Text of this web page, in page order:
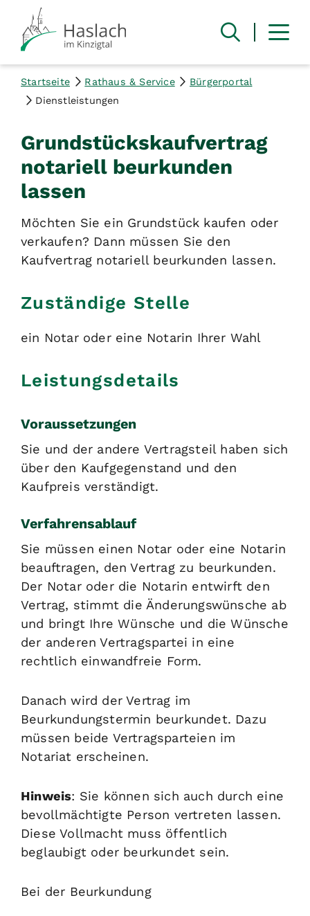
Startseite Rathaus & Service
Bürgerportal
Dienstleistungen
Grundstückskaufvertrag
notariell beurkunden
lassen
Möchten Sie ein Grundstück kaufen oder
verkaufen? Dann müssen Sie den
Kaufvertrag notariell beurkunden lassen.
Zuständige Stelle
ein Notar oder eine Notarin Ihrer Wahl
Leistungsdetails
Voraussetzungen
Sie und der andere Vertragsteil haben sich
über den Kaufgegenstand und den
Kaufpreis verständigt.
Verfahrensablauf
Sie müssen einen Notar oder eine Notarin
beauftragen, den Vertrag zu beurkunden.
Der Notar oder die Notarin entwirft den
Vertrag, stimmt die Änderungswünsche ab
und bringt Ihre Wünsche und die Wünsche
der anderen Vertragspartei in eine
rechtlich einwandfreie Form.
Danach wird der Vertrag im
Beurkundungstermin beurkundet. Dazu
müssen beide Vertragsparteien im
Notariat erscheinen.
Hinweis: Sie können sich auch durch eine
bevollmächtigte Person vertreten lassen.
Diese Vollmacht muss öffentlich
beglaubigt oder beurkundet sein.
Bei der Beurkundung